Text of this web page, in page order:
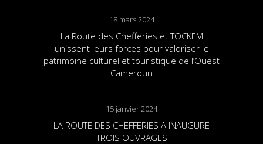
18 mars 2024
La Route des Chefferies et TOCKEM
unissent leurs forces pour valoriser le
patrimoine culturel et touristique de l’Ouest
Cameroun
15 janvier 2024
LA ROUTE DES CHEFFERIES A INAUGURE
TROIS OUVRAGES